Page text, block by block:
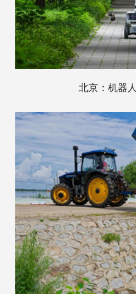
北京：机器